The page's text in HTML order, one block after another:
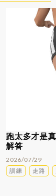
跑太多才是
解答
2026/07/29
訓練
走路